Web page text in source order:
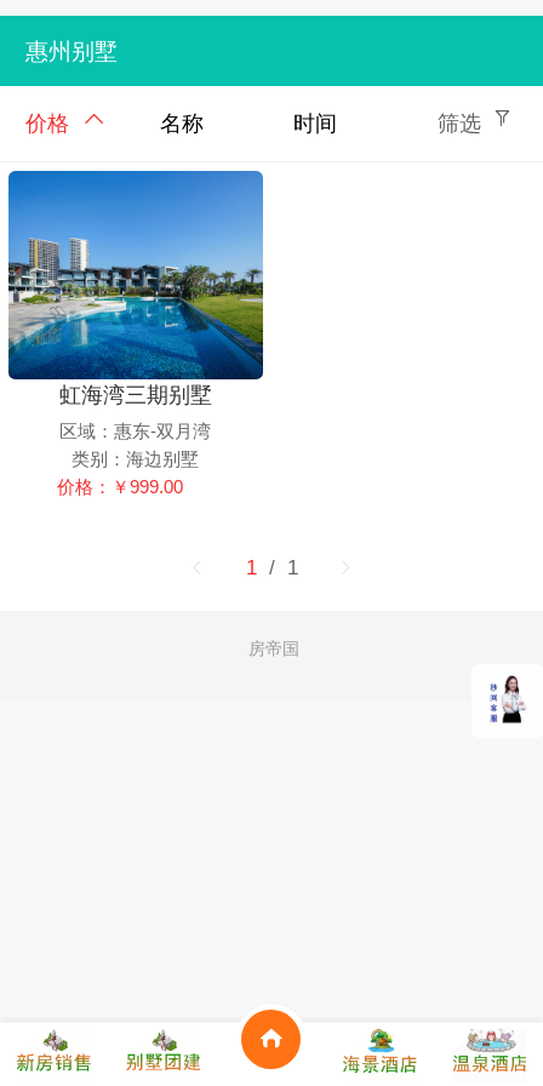
惠州别墅
价格 名称 时间 筛选
虹海湾三期别墅
区域：惠东-双月湾
类别：海边别墅
价格：￥999.00
1 / 1
房帝国